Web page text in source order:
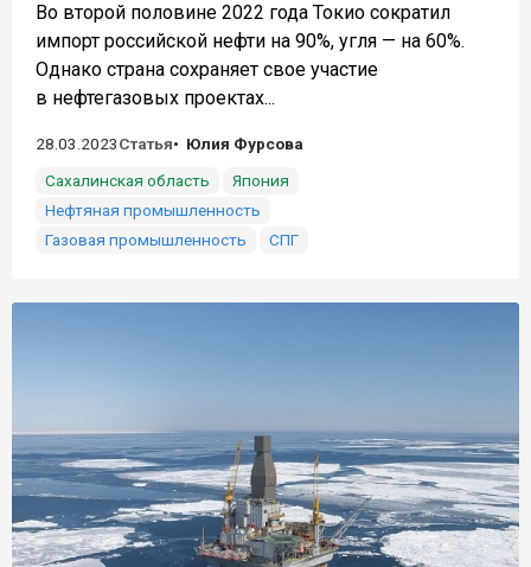
Во второй половине 2022 года Токио сократил
импорт российской нефти на 90%, угля — на 60%.
Однако страна сохраняет свое участие
в нефтегазовых проектах...
28.03.2023Статья
Юлия Фурсова
Сахалинская область
Япония
Нефтяная промышленность
Газовая промышленность
СПГ